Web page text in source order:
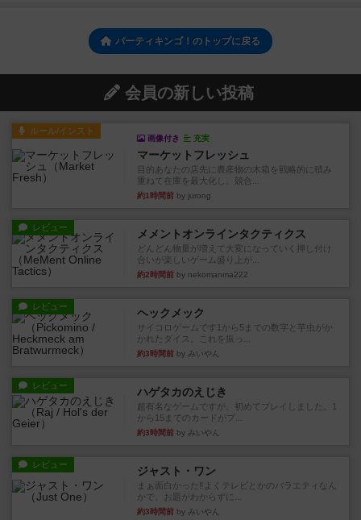
パーティキンゴ！のトップに戻る
会員の新しい投稿
ルール/インスト
画像付き 充実
マーケットフレッシュ
目的あなたの店先に農産物の木箱を戦略的に積み
重ねて在庫を最大化し、競合...
約1時間前 by jurong
レビュー メメントオンラインタクティクス
どんどん物量が増えて大変になっていく押し付け
合いが楽しいゲーム盛り上が...
約2時間前 by nekomanma222
レビュー ヘックメック
サイコロゲームです1から5までの数字と芋虫がか
かれたダイス。これを振っ...
約3時間前 by みいやん
レビュー ハゲタカのえじき
超有名なゲームですが、初めてプレイしました。1
から15までのカードがプ...
約3時間前 by みいやん
レビュー ジャスト・ワン
まぁ面白かった‼️よくテレビとかのバラエティなん
かで、お題がわからずに...
約3時間前 by みいやん